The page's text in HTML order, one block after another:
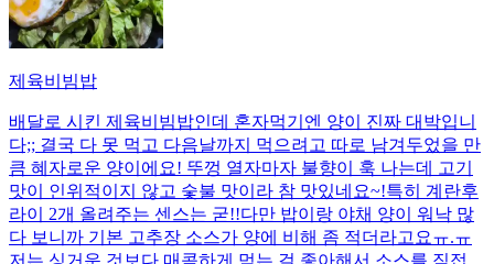
제육비빔밥
배달로 시킨 제육비빔밥인데 혼자먹기엔 양이 진짜 대박입니
다;; 결국 다 못 먹고 다음날까지 먹으려고 따로 남겨두었을 만
큼 혜자로운 양이에요! 뚜껑 열자마자 불향이 훅 나는데 고기
맛이 인위적이지 않고 숯불 맛이라 참 맛있네요~!특히 계란후
라이 2개 올려주는 센스는 굳!! ​다만 밥이랑 야채 양이 워낙 많
다 보니까 기본 고추장 소스가 양에 비해 좀 적더라고요ㅠ.ㅠ
저는 싱거운 것보다 매콤하게 먹는 걸 좋아해서 소스를 직접